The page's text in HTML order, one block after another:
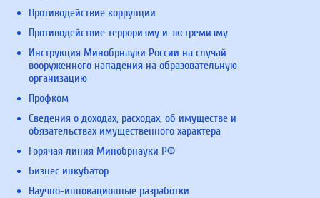
Противодействие коррупции
Противодействие терроризму и экстремизму
Инструкция Минобрнауки России на случай
вооруженного нападения на образовательную
организацию
Профком
Сведения о доходах, расходах, об имуществе и
обязательствах имущественного характера
Горячая линия Минобрнауки РФ
Бизнес инкубатор
Научно-инновационные разработки